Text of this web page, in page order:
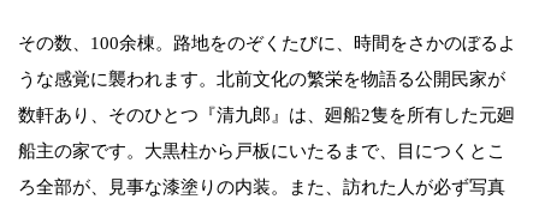
その数、100余棟。路地をのぞくたびに、時間をさかのぼるよ
うな感覚に襲われます。北前文化の繁栄を物語る公開民家が
数軒あり、そのひとつ『清九郎』は、廻船2隻を所有した元廻
船主の家です。大黒柱から戸板にいたるまで、目につくとこ
ろ全部が、見事な漆塗りの内装。また、訪れた人が必ず写真